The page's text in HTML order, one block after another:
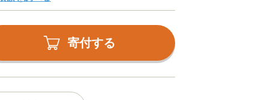
寄付する